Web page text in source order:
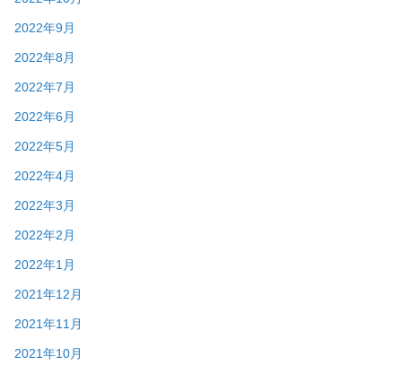
2022年9月
2022年8月
2022年7月
2022年6月
2022年5月
2022年4月
2022年3月
2022年2月
2022年1月
2021年12月
2021年11月
2021年10月